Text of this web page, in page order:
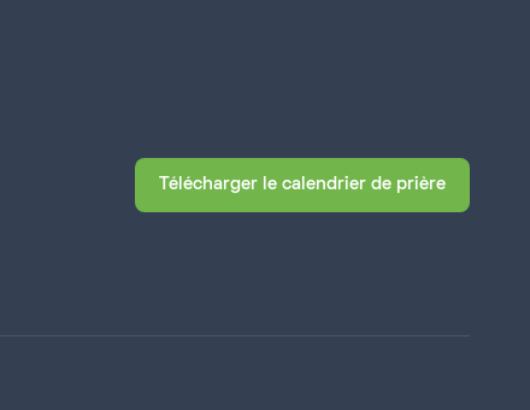
Télécharger le calendrier de prière